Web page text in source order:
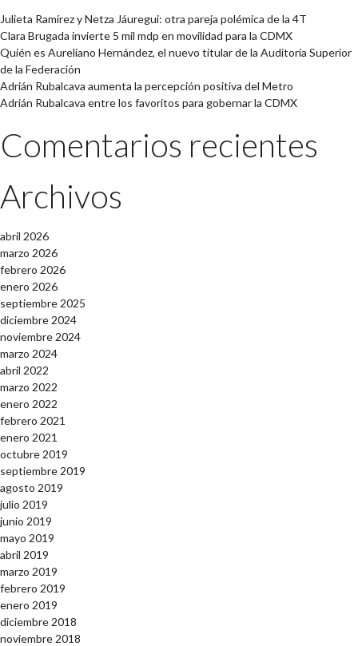
Julieta Ramírez y Netza Jáuregui: otra pareja polémica de la 4T
Clara Brugada invierte 5 mil mdp en movilidad para la CDMX
Quién es Aureliano Hernández, el nuevo titular de la Auditoría Superior
de la Federación
Adrián Rubalcava aumenta la percepción positiva del Metro
Adrián Rubalcava entre los favoritos para gobernar la CDMX
Comentarios recientes
Archivos
abril 2026
marzo 2026
febrero 2026
enero 2026
septiembre 2025
diciembre 2024
noviembre 2024
marzo 2024
abril 2022
marzo 2022
enero 2022
febrero 2021
enero 2021
octubre 2019
septiembre 2019
agosto 2019
julio 2019
junio 2019
mayo 2019
abril 2019
marzo 2019
febrero 2019
enero 2019
diciembre 2018
noviembre 2018